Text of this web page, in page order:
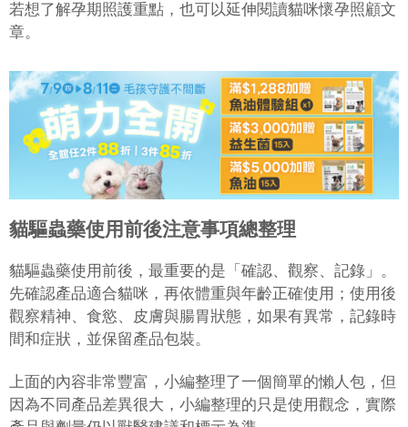
若想了解孕期照護重點，也可以延伸閱讀貓咪懷孕照顧文
章。
貓驅蟲藥使用前後注意事項總整理
貓驅蟲藥使用前後，最重要的是「確認、觀察、記錄」。
先確認產品適合貓咪，再依體重與年齡正確使用；使用後
觀察精神、食慾、皮膚與腸胃狀態，如果有異常，記錄時
間和症狀，並保留產品包裝。
上面的內容非常豐富，小編整理了一個簡單的懶人包，但
因為不同產品差異很大，小編整理的只是使用觀念，實際